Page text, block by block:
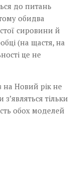
до питань
обидва
сировини й
(на щастя, на
це не
на Новий рік не
тільки
обох моделей